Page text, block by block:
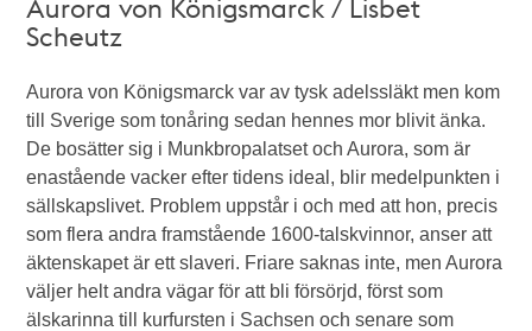
Aurora von Königsmarck / Lisbet
Scheutz
Aurora von Königsmarck var av tysk adelssläkt men kom
till Sverige som tonåring sedan hennes mor blivit änka.
De bosätter sig i Munkbropalatset och Aurora, som är
enastående vacker efter tidens ideal, blir medelpunkten i
sällskapslivet. Problem uppstår i och med att hon, precis
som flera andra framstående 1600-talskvinnor, anser att
äktenskapet är ett slaveri. Friare saknas inte, men Aurora
väljer helt andra vägar för att bli försörjd, först som
älskarinna till kurfursten i Sachsen och senare som